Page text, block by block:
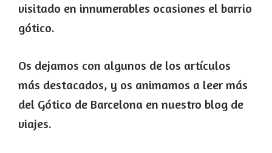
visitado en innumerables ocasiones el barrio
gótico.
Os dejamos con algunos de los artículos
más destacados, y os animamos a leer más
del Gótico de Barcelona en nuestro blog de
viajes.